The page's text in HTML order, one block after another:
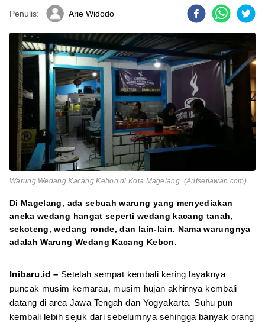
Penulis: Arie Widodo
Warung Wedang Kacang Kebon di Kota Magelang. (Arifsetiawan.com)
Di Magelang, ada sebuah warung yang menyediakan
aneka wedang hangat seperti wedang kacang tanah,
sekoteng, wedang ronde, dan lain-lain. Nama warungnya
adalah Warung Wedang Kacang Kebon.
Inibaru.id – Setelah sempat kembali kering layaknya
puncak musim kemarau, musim hujan akhirnya kembali
datang di area Jawa Tengah dan Yogyakarta. Suhu pun
kembali lebih sejuk dari sebelumnya sehingga banyak orang